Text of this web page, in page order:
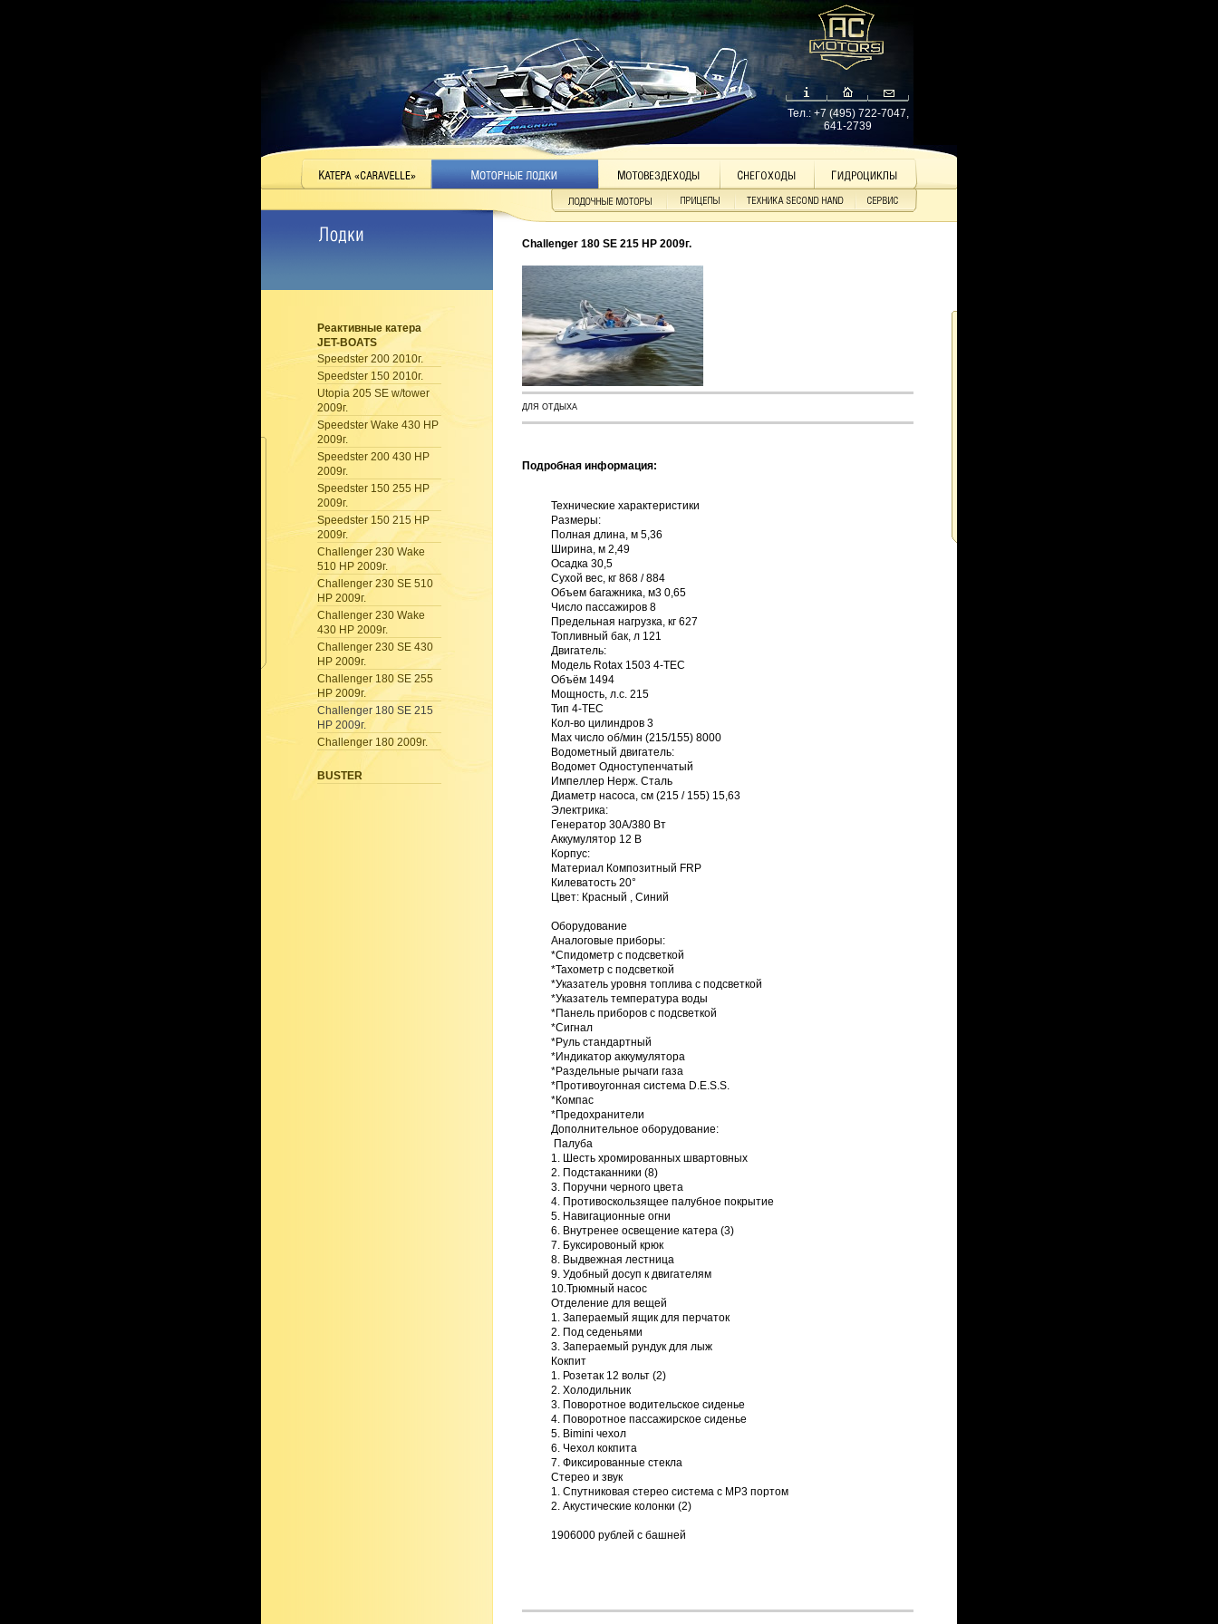
Тел.: +7 (495) 722-7047,
641-2739
Реактивные катера
JET-BOATS
Speedster 200 2010г.
Speedster 150 2010г.
Utopia 205 SE w/tower
2009г.
Speedster Wake 430 HP
2009г.
Speedster 200 430 HP
2009г.
Speedster 150 255 HP
2009г.
Speedster 150 215 HP
2009г.
Challenger 230 Wake
510 HP 2009г.
Challenger 230 SE 510
HP 2009г.
Challenger 230 Wake
430 HP 2009г.
Challenger 230 SE 430
HP 2009г.
Challenger 180 SE 255
HP 2009г.
Challenger 180 SE 215
HP 2009г.
Challenger 180 2009г.
BUSTER
Challenger 180 SE 215 HP 2009г.
ДЛЯ ОТДЫХА
Подробная информация:
Технические характеристики
Размеры:
Полная длина, м 5,36
Ширина, м 2,49
Осадка 30,5
Сухой вес, кг 868 / 884
Объем багажника, м3 0,65
Число пассажиров 8
Предельная нагрузка, кг 627
Топливный бак, л 121
Двигатель:
Модель Rotax 1503 4-TEC
Объём 1494
Мощность, л.с. 215
Тип 4-TEC
Кол-во цилиндров 3
Max число об/мин (215/155) 8000
Водометный двигатель:
Водомет Одноступенчатый
Импеллер Нерж. Сталь
Диаметр насоса, см (215 / 155) 15,63
Электрика:
Генератор 30A/380 Вт
Аккумулятор 12 В
Корпус:
Материал Композитный FRP
Килеватость 20°
Цвет: Красный , Синий
Оборудование
Аналоговые приборы:
*Спидометр с подсветкой
*Тахометр с подсветкой
*Указатель уровня топлива с подсветкой
*Указатель температура воды
*Панель приборов с подсветкой
*Сигнал
*Руль стандартный
*Индикатор аккумулятора
*Раздельные рычаги газа
*Противоугонная система D.E.S.S.
*Компас
*Предохранители
Дополнительное оборудование:
Палуба
1. Шесть хромированных швартовных
2. Подстаканники (8)
3. Поручни черного цвета
4. Противоскользящее палубное покрытие
5. Навигационные огни
6. Внутренее освещение катера (3)
7. Буксировоный крюк
8. Выдвежная лестница
9. Удобный досуп к двигателям
10.Трюмный насос
Отделение для вещей
1. Запераемый ящик для перчаток
2. Под седеньями
3. Запераемый рундук для лыж
Кокпит
1. Розетак 12 вольт (2)
2. Холодильник
3. Поворотное водительское сиденье
4. Поворотное пассажирское сиденье
5. Bimini чехол
6. Чехол кокпита
7. Фиксированные стекла
Стерео и звук
1. Спутниковая стерео система с MP3 портом
2. Акустические колонки (2)
1906000 рублей с башней